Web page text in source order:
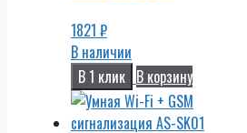
1821 ₽
В наличии
В 1 клик В корзину